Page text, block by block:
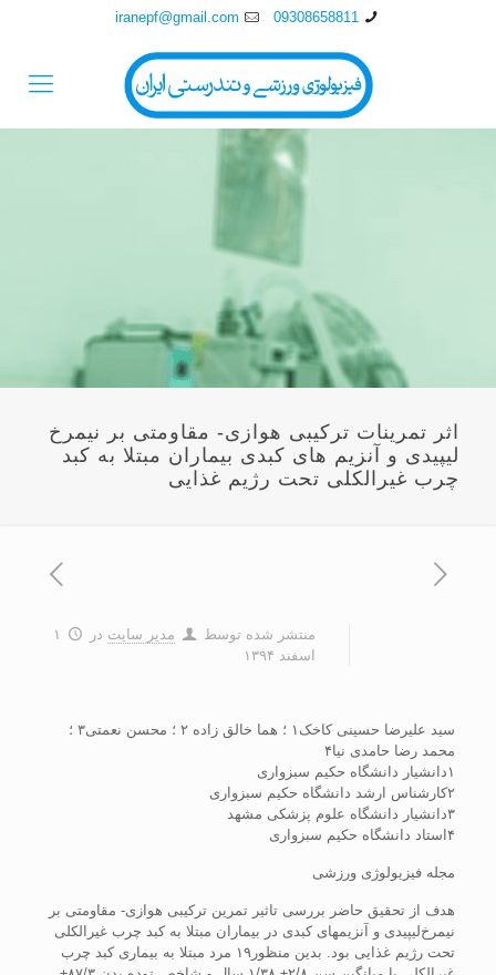
09308658811
iranepf@gmail.com
اثر تمرینات ترکیبی هوازی- مقاومتی بر نیمرخ
لیپیدی و آنزیم های کبدی بیماران مبتلا به کبد
چرب غیرالکلی تحت رژیم غذایی
منتشر شده توسط مدیر سایت در
۱
اسفند ۱۳۹۴
سید علیرضا حسینی کاخک۱ ؛ هما خالق زاده ۲ ؛ محسن نعمتی۳ ؛
محمد رضا حامدی نیا۴
۱دانشیار دانشگاه حکیم سبزواری
۲کارشناس ارشد دانشگاه حکیم سبزواری
۳دانشیار دانشگاه علوم پزشکی مشهد
۴استاد دانشگاه حکیم سبزواری
مجله فیزیولوژی ورزشی
هدف از تحقیق حاضر بررسی تاثیر تمرین ترکیبی هوازی- مقاومتی بر
نیمرخ‌لیپیدی و آنزیمهای کبدی در بیماران مبتلا به کبد چرب غیرالکلی
تحت رژیم غذایی بود. بدین منظور۱۹ مرد مبتلا به بیماری کبد چرب